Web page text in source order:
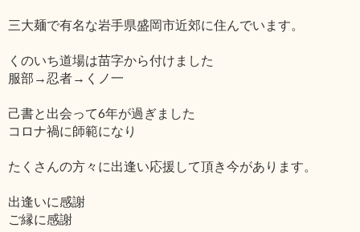
三大麺で有名な岩手県盛岡市近郊に住んでいます。
くのいち道場は苗字から付けました
服部→忍者→くノ一
己書と出会って6年が過ぎました
コロナ禍に師範になり
たくさんの方々に出逢い応援して頂き今があります。
出逢いに感謝
ご縁に感謝